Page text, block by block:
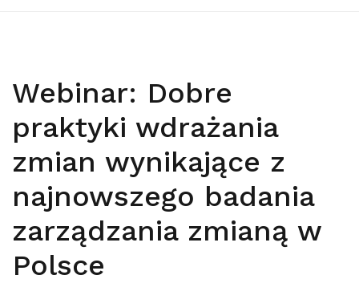
Webinar: Dobre
praktyki wdrażania
zmian wynikające z
najnowszego badania
zarządzania zmianą w
Polsce